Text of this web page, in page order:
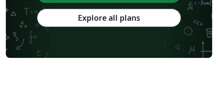
Explore all plans